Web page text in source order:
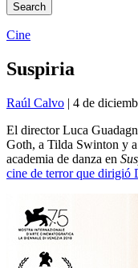
Search
Cine
Suspiria
Raúl Calvo | 4 de
El director Luca
Goth, a Tilda Swinton y
academia de danza en
cine de terror que dirigió